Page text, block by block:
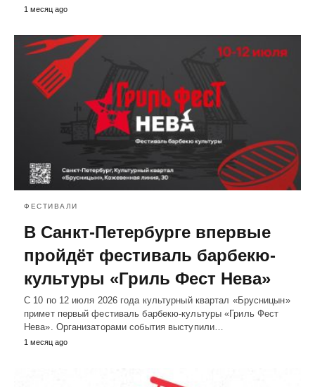
1 месяц ago
ФЕСТИВАЛИ
В Санкт-Петербурге впервые
пройдёт фестиваль барбекю-
культуры «Гриль Фест Нева»
С 10 по 12 июля 2026 года культурный квартал «Брусницын»
примет первый фестиваль барбекю-культуры «Гриль Фест
Нева». Организаторами события выступили…
1 месяц ago